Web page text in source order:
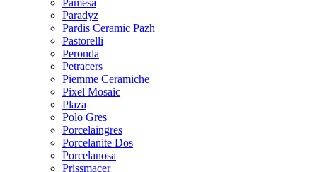
Paradyz
Pardis Ceramic Pazh
Pastorelli
Peronda
Petracers
Piemme Ceramiche
Pixel Mosaic
Plaza
Polo Gres
Porcelaingres
Porcelanite Dos
Porcelanosa
Prissmacer